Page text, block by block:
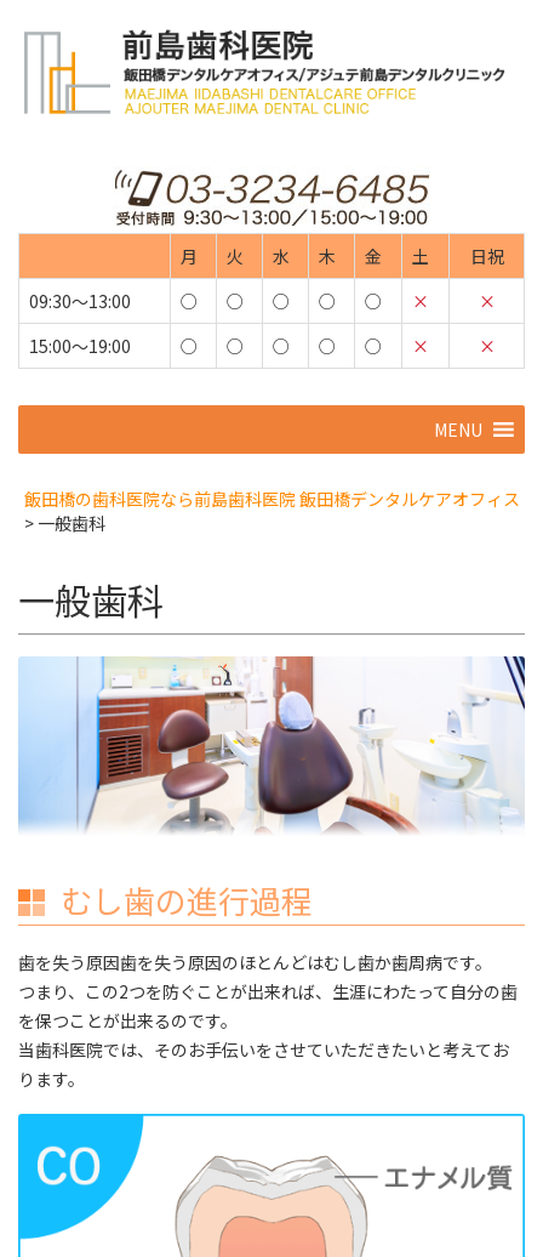
月 火 水 木 金 土
日祝
09:30～13:00
○ ○ ○ ○ ○ ×
×
15:00～19:00
○ ○ ○ ○ ○ × ×
ン
ツ
プ
MENU
飯田橋の歯科医院なら前島歯科医院 飯田橋デンタルケアオフィス
> 一般歯科
一般歯科
むし歯の進行過程
歯を失う原因歯を失う原因のほとんどはむし歯か歯周病です。
つまり、この2つを防ぐことが出来れば、生涯にわたって自分の歯
を保つことが出来るのです。
当歯科医院では、そのお手伝いをさせていただきたいと考えてお
ります。